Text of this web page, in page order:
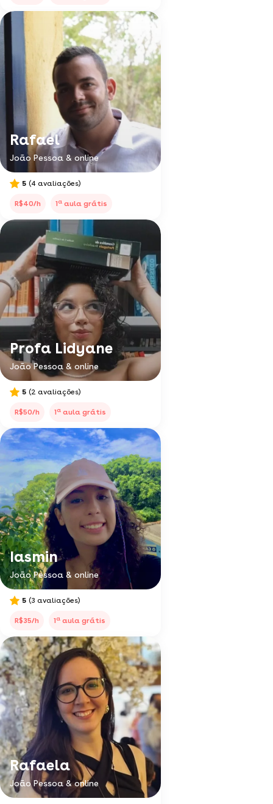
Rafael
João Pessoa & online
5 (4 avaliações)
R$40/h 1a aula grátis
Profa Lidyane
João Pessoa & online
5 (2 avaliações)
R$50/h 1a aula grátis
Iasmin
João Pessoa & online
5 (3 avaliações)
R$35/h 1a aula grátis
Rafaela
João Pessoa & online